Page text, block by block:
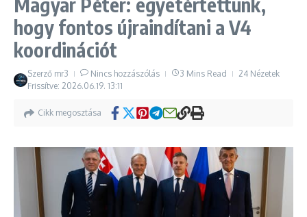
hogy fontos újraindítani a V4
koordinációt
Szerző mr3 Nincs hozzászólás 3 Mins Read
24 Nézetek
Frissítve: 2026.06.19. 13:11
Cikk megosztása